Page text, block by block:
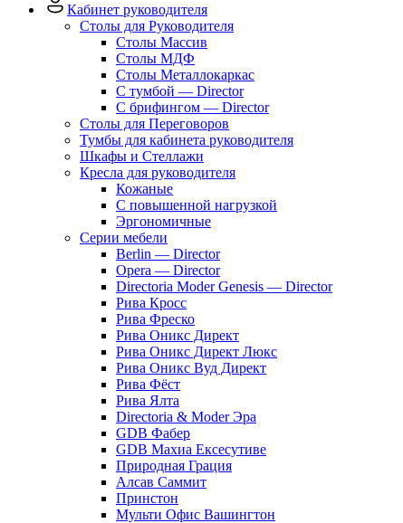
Кабинет руководителя
Столы для Руководителя
Столы Массив
Столы МДФ
Столы Металлокаркас
С тумбой — Director
C брифингом — Director
Столы для Переговоров
Тумбы для кабинета руководителя
Шкафы и Стеллажи
Кресла для руководителя
Кожаные
С повышенной нагрузкой
Эргономичные
Серии мебели
Berlin — Director
Opera — Director
Directoria Moder Genesis — Director
Рива Кросс
Рива Фреско
Рива Оникс Директ
Рива Оникс Директ Люкс
Рива Оникс Вуд Директ
Рива Фёст
Рива Ялта
Directoria & Moder Эра
GDB Фабер
GDB Махиа Ексесутиве
Природная Грация
Алсав Саммит
Принстон
Мульти Офис Вашингтон